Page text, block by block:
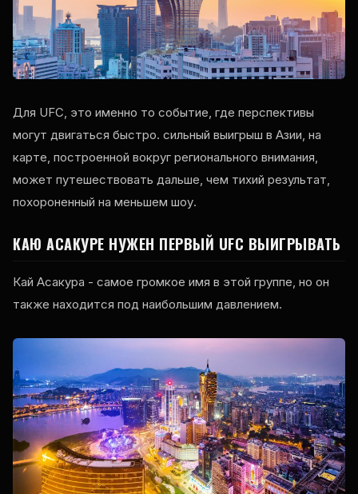
Для UFC , это именно то событие, где перспективы
могут двигаться быстро. сильный выигрыш в Азии, на
карте, построенной вокруг регионального внимания,
может путешествовать дальше, чем тихий результат,
похороненный на меньшем шоу.
КАЮ АСАКУРЕ НУЖЕН ПЕРВЫЙ UFC ВЫИГРЫВАТЬ
Кай Асакура - самое громкое имя в этой группе, но он
также находится под наибольшим давлением.